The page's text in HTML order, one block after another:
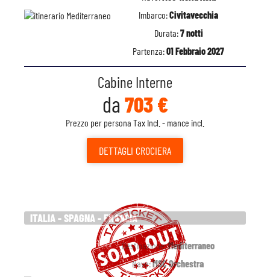
Imbarco:Civitavecchia
Durata:7 notti
Partenza:01 Febbraio 2027
Cabine Interne
da 703 €
Prezzo per persona Tax Incl. - mance incl.
DETTAGLI CROCIERA
ITALIA - SPAGNA - FRANCIA
Destinazione:Mediterraneo
Nave:MSC Orchestra